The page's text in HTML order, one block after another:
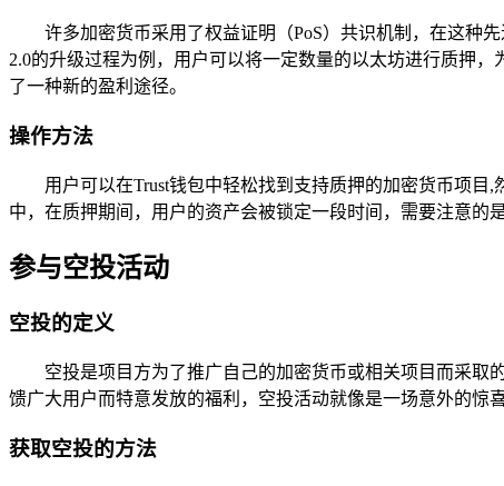
许多加密货币采用了权益证明（PoS）共识机制，在这种
2.0的升级过程为例，用户可以将一定数量的以太坊进行质押
了一种新的盈利途径。
操作方法
用户可以在Trust钱包中轻松找到支持质押的加密货币项
中，在质押期间，用户的资产会被锁定一段时间，需要注意的
参与空投活动
空投的定义
空投是项目方为了推广自己的加密货币或相关项目而采取
馈广大用户而特意发放的福利，空投活动就像是一场意外的惊
获取空投的方法